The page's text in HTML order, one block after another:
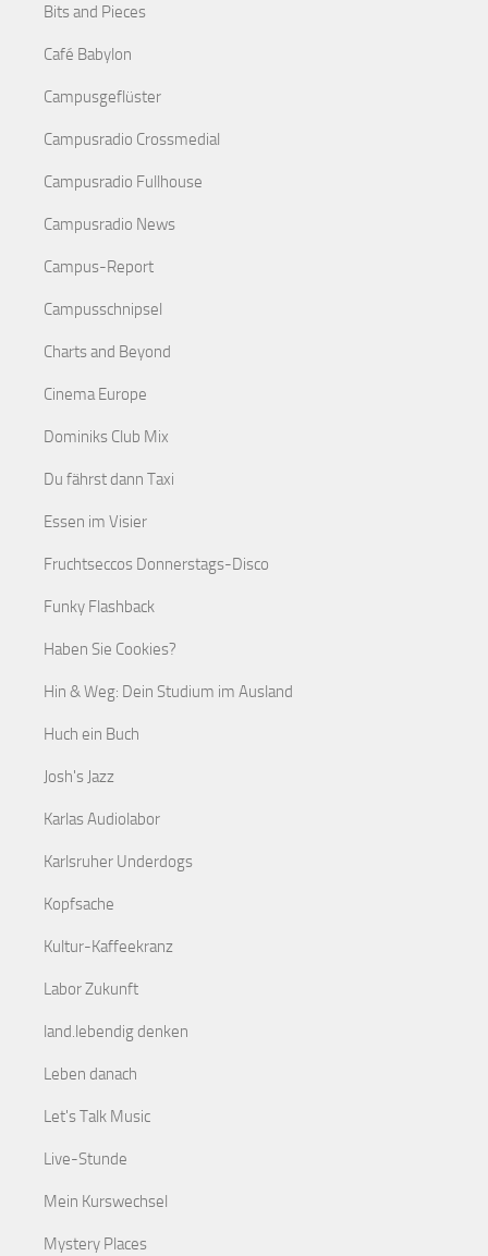
Bits and Pieces
Café Babylon
Campusgeflüster
Campusradio Crossmedial
Campusradio Fullhouse
Campusradio News
Campus-Report
Campusschnipsel
Charts and Beyond
Cinema Europe
Dominiks Club Mix
Du fährst dann Taxi
Essen im Visier
Fruchtseccos Donnerstags-Disco
Funky Flashback
Haben Sie Cookies?
Hin & Weg: Dein Studium im Ausland
Huch ein Buch
Josh's Jazz
Karlas Audiolabor
Karlsruher Underdogs
Kopfsache
Kultur-Kaffeekranz
Labor Zukunft
land.lebendig denken
Leben danach
Let's Talk Music
Live-Stunde
Mein Kurswechsel
Mystery Places